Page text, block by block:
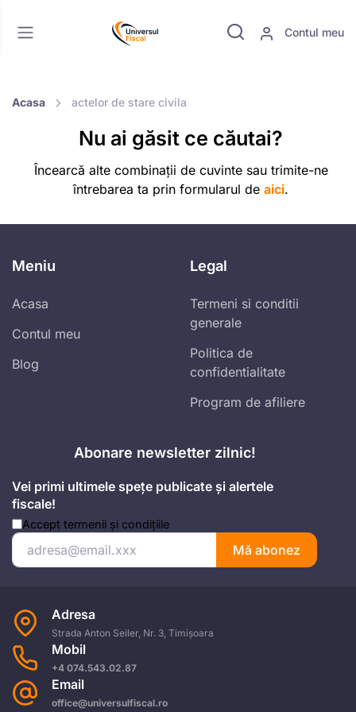
Contul meu
Acasa actelor de stare civila
Nu ai găsit ce căutai?
Încearcă alte combinații de cuvinte sau trimite-ne
întrebarea ta prin formularul de aici.
Meniu
Acasa
Contul meu
Blog
Legal
Termeni si conditii
generale
Politica de
confidentialitate
Program de afiliere
Abonare newsletter zilnic!
Vei primi ultimele spețe publicate și alertele
fiscale!
Accept termenii și condițiile
Mă abonez
Adresa
Strada Anton Seiler, Nr. 3, Timișoara
Mobil
+4 074.543.02.87
Email
office@universulfiscal.ro